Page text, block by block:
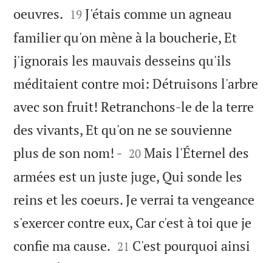
oeuvres. 

19 J'étais comme un agneau
familier qu'on mène à la boucherie, Et
j'ignorais les mauvais desseins qu'ils
méditaient contre moi: Détruisons l'arbre
avec son fruit! Retranchons-le de la terre
des vivants, Et qu'on ne se souvienne
plus de son nom! - 

20 Mais l'Éternel des
armées est un juste juge, Qui sonde les
reins et les coeurs. Je verrai ta vengeance
s'exercer contre eux, Car c'est à toi que je
confie ma cause. 

21 C'est pourquoi ainsi